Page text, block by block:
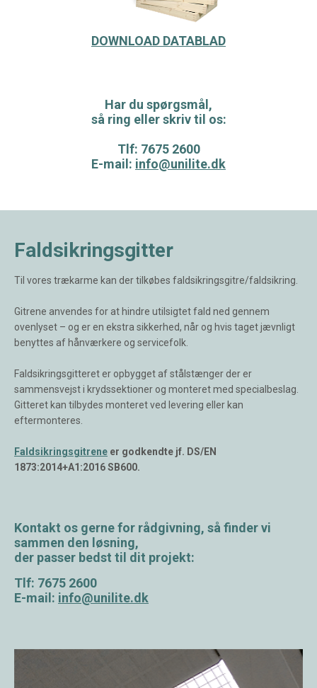
DOWNLOAD DATABLAD
Har du spørgsmål,
så ring eller skriv til os:
Tlf: 7675 2600
E-mail: info@unilite.dk
Faldsikringsgitter
Til vores trækarme kan der tilkøbes faldsikringsgitre/faldsikring.
Gitrene anvendes for at hindre utilsigtet fald ned gennem
ovenlyset – og er en ekstra sikkerhed, når og hvis taget jævnligt
benyttes af hånværkere og servicefolk.
Faldsikringsgitteret er opbygget af stålstænger der er
sammensvejst i krydssektioner og monteret med specialbeslag.
Gitteret kan tilbydes monteret ved levering eller kan
eftermonteres.
Faldsikringsgitrene er godkendte jf. DS/EN
1873:2014+A1:2016 SB600.
Kontakt os gerne for rådgivning, så finder vi
sammen den løsning,
der passer bedst til dit projekt:
Tlf: 7675 2600
E-mail: info@unilite.dk